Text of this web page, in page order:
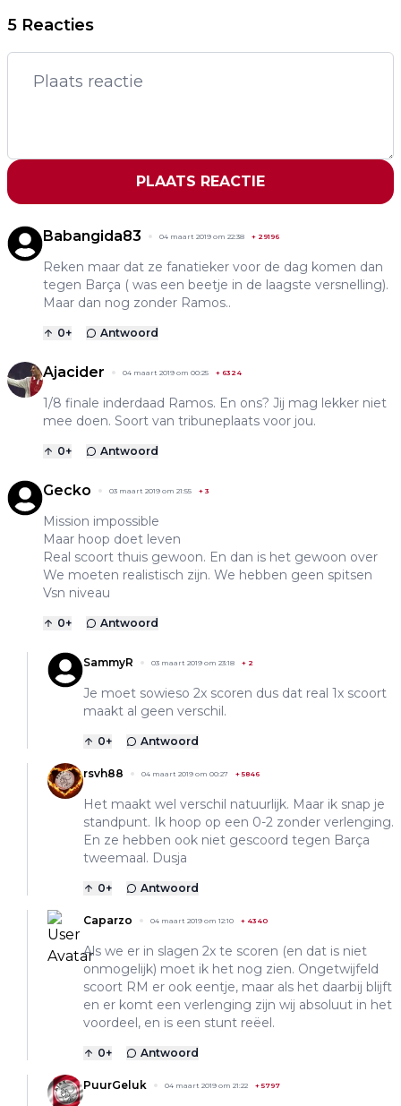
5 Reacties
PLAATS REACTIE
Babangida83 04 maart 2019 om 22:38 + 29196
Reken maar dat ze fanatieker voor de dag komen dan
tegen Barça ( was een beetje in de laagste versnelling).
Maar dan nog zonder Ramos..
0+ Antwoord
Ajacider 04 maart 2019 om 00:25 + 6324
1/8 finale inderdaad Ramos. En ons? Jij mag lekker niet
mee doen. Soort van tribuneplaats voor jou.
0+ Antwoord
Gecko 03 maart 2019 om 21:55 + 3
Mission impossible
Maar hoop doet leven
Real scoort thuis gewoon. En dan is het gewoon over
We moeten realistisch zijn. We hebben geen spitsen
Vsn niveau
0+ Antwoord
SammyR 03 maart 2019 om 23:18 + 2
Je moet sowieso 2x scoren dus dat real 1x scoort
maakt al geen verschil.
0+ Antwoord
rsvh88 04 maart 2019 om 00:27 +5846
Het maakt wel verschil natuurlijk. Maar ik snap je
standpunt. Ik hoop op een 0-2 zonder verlenging.
En ze hebben ook niet gescoord tegen Barça
tweemaal. Dusja
0+ Antwoord
Caparzo 04 maart 2019 om 12:10 + 4340
Als we er in slagen 2x te scoren (en dat is niet
onmogelijk) moet ik het nog zien. Ongetwijfeld
scoort RM er ook eentje, maar als het daarbij blijft
en er komt een verlenging zijn wij absoluut in het
voordeel, en is een stunt reëel.
0+ Antwoord
PuurGeluk 04 maart 2019 om 21:22 +5797